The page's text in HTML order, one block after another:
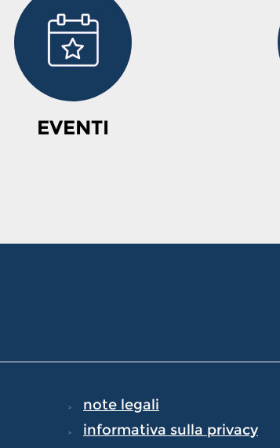
EVENTI
note legali
informativa sulla privacy